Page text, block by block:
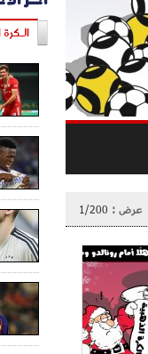
عرض : 1/200
الـكرة